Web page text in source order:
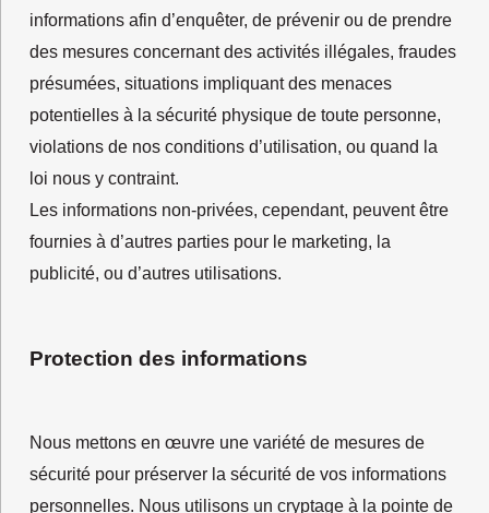
informations afin d’enquêter, de prévenir ou de prendre
des mesures concernant des activités illégales, fraudes
présumées, situations impliquant des menaces
potentielles à la sécurité physique de toute personne,
violations de nos conditions d’utilisation, ou quand la
loi nous y contraint.
Les informations non-privées, cependant, peuvent être
fournies à d’autres parties pour le marketing, la
publicité, ou d’autres utilisations.
Protection des informations
Nous mettons en œuvre une variété de mesures de
sécurité pour préserver la sécurité de vos informations
personnelles. Nous utilisons un cryptage à la pointe de